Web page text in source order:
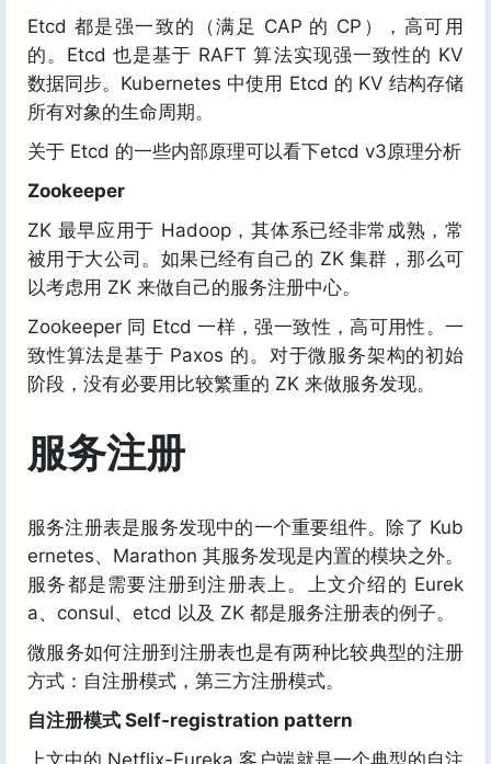
Etcd 都是强一致的（满足 CAP 的 CP），高可用
的。Etcd 也是基于 RAFT 算法实现强一致性的 KV
数据同步。Kubernetes 中使用 Etcd 的 KV 结构存储
所有对象的生命周期。
关于 Etcd 的一些内部原理可以看下etcd v3原理分析
Zookeeper
ZK 最早应用于 Hadoop，其体系已经非常成熟，常
被用于大公司。如果已经有自己的 ZK 集群，那么可
以考虑用 ZK 来做自己的服务注册中心。
Zookeeper 同 Etcd 一样，强一致性，高可用性。一
致性算法是基于 Paxos 的。对于微服务架构的初始
阶段，没有必要用比较繁重的 ZK 来做服务发现。
服务注册
服务注册表是服务发现中的一个重要组件。除了 Kub
ernetes、Marathon 其服务发现是内置的模块之外。
服务都是需要注册到注册表上。上文介绍的 Eurek
a、consul、etcd 以及 ZK 都是服务注册表的例子。
微服务如何注册到注册表也是有两种比较典型的注册
方式：自注册模式，第三方注册模式。
自注册模式 Self-registration pattern
上文中的 Netflix-Eureka 客户端就是一个典型的自注